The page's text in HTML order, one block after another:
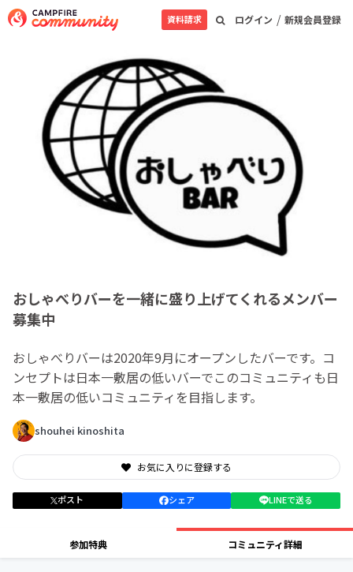
ログイン / 新規会員登録
資料請求
おしゃべりバーを一緒に盛り上げてくれるメンバー
募集中
おしゃべりバーは2020年9月にオープンしたバーです。コ
ンセプトは日本一敷居の低いバーでこのコミュニティも日
本一敷居の低いコミュニティを目指します。
shouhei kinoshita
お気に入りに登録する
ポスト シェア LINEで送る
参加特典 コミュニティ詳細